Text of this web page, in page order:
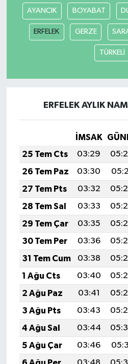
AYANCIK BOYABAT
ERFELEK GERZE
TÜRKELİ
ERFELEK AYLIK
İMSAK
25 Tem Cts
03:29
26 Tem Paz
03:30
27 Tem Pts
03:32
28 Tem Sal
03:33
29 Tem Çar
03:35
30 Tem Per
03:36
31 Tem Cum
03:38
1 Ağu Cts
03:40
2 Ağu Paz
03:41
3 Ağu Pts
03:43
4 Ağu Sal
03:44
5 Ağu Çar
03:46